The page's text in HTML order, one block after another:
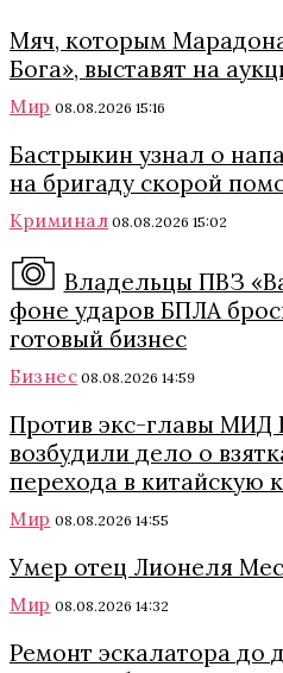
Мяч, которым
Бога», выставят на
Мир 08.08.2026 15:16
Бастрыкин узнал о
на бригаду скорой
Криминал 08.08.2026 15:02
Владельцы ПВЗ
фоне ударов БПЛА
готовый бизнес
Бизнес 08.08.2026 14:59
Против экс-главы МИД
возбудили дело о
перехода в китайскую
Мир 08.08.2026 14:55
Умер отец Лионеля
Мир 08.08.2026 14:32
Ремонт эскалатора до